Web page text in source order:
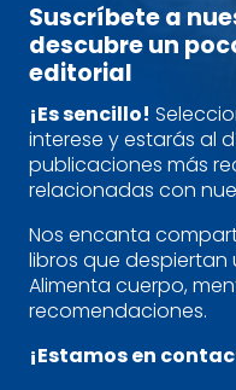
Suscríbete a
descubre un
editorial
¡Es sencillo!
interese y estarás al
publicaciones más
relacionadas con
Nos encanta
libros que
Alimenta cuerpo,
recomendaciones.
¡Estamos en